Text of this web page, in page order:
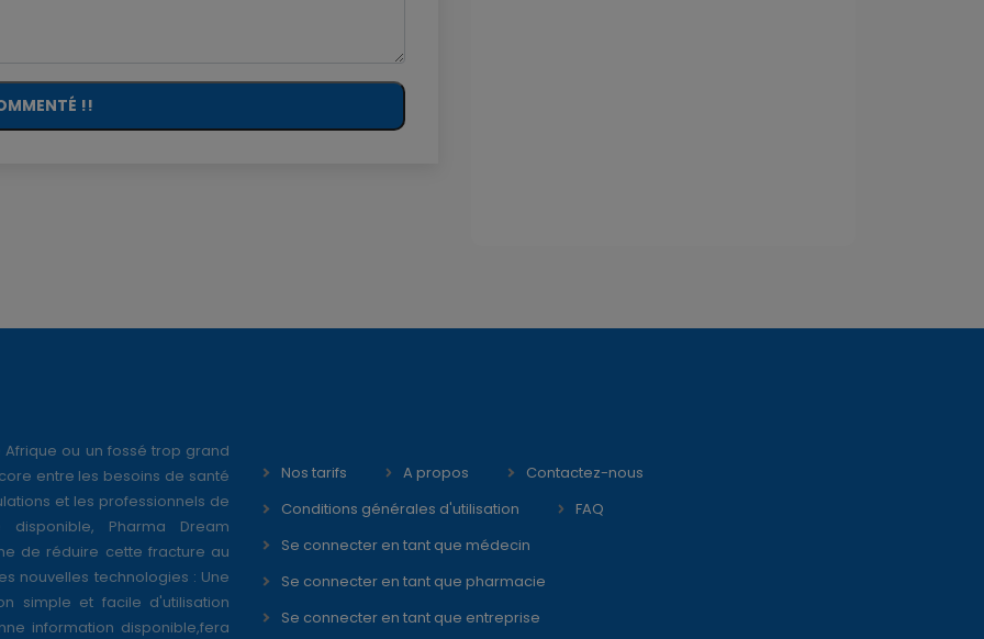
!!
Afrique ou un fossé trop grand
entre les besoins de santé
et les professionnels de
disponible, Pharma Dream
de réduire cette fracture au
nouvelles technologies : Une
simple et facile d'utilisation
information disponible,fera
Nos tarifs A propos
Contactez-nous
Conditions générales d'utilisation
FAQ
Se connecter en tant que médecin
Se connecter en tant que pharmacie
Se connecter en tant que entreprise